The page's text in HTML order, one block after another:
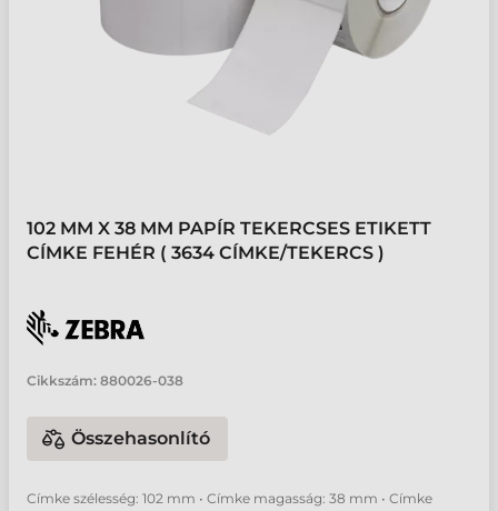
102 MM X 38 MM PAPÍR TEKERCSES ETIKETT
CÍMKE FEHÉR ( 3634 CÍMKE/TEKERCS )
Cikkszám: 880026-038
Összehasonlító
Címke szélesség: 102 mm • Címke magasság: 38 mm • Címke